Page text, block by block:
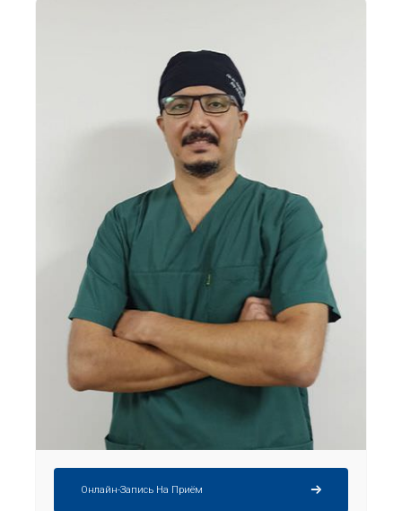
Онлайн-Запись На Приём